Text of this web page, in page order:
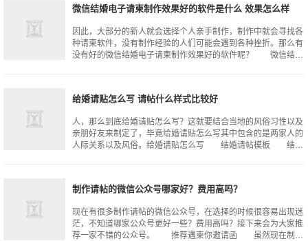
微信结婚电子请柬制作效果好的软件是什么 效果怎么样
因此，大部分的新人就会选择个人亲手制作，制作中就会寻找各
种请柬软件，没有制作经验的人们可能会遇到各种挫折。那么有
没有好的微信结婚电子请柬制作效果好的软件呢？ 微信结婚
给婚请贴怎么写 请帖什么样式比较好
人，那么到底给婚请贴怎么写？这就要结合当地的风俗习性以及
亲朋好友来制定了，毕竟给婚请贴怎么写其中包含的是两家人的
人际关系以及风俗。给婚请贴怎么写 结婚请帖模板 结婚
制作请帖的微信公众号哪家好？费用高吗？
现在有很多制作请帖的微信公众号，在选择的时候很容易出现迷
茫，不知道哪家公众号更好一些？费用高吗？接下来会为大家推
荐一家不错的公众号。 推荐遇柬你邀请函 虽然现在制作